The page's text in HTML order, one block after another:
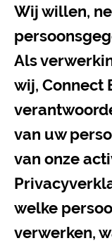
Wij willen,
Als
wij, Connect
van uw
van onze
welke
verwerken,